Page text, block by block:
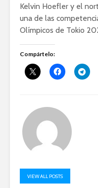
Kelvin Hoefler y el
una de las
Olímpicos de Tokio
Compártelo:
VIEW ALL POSTS